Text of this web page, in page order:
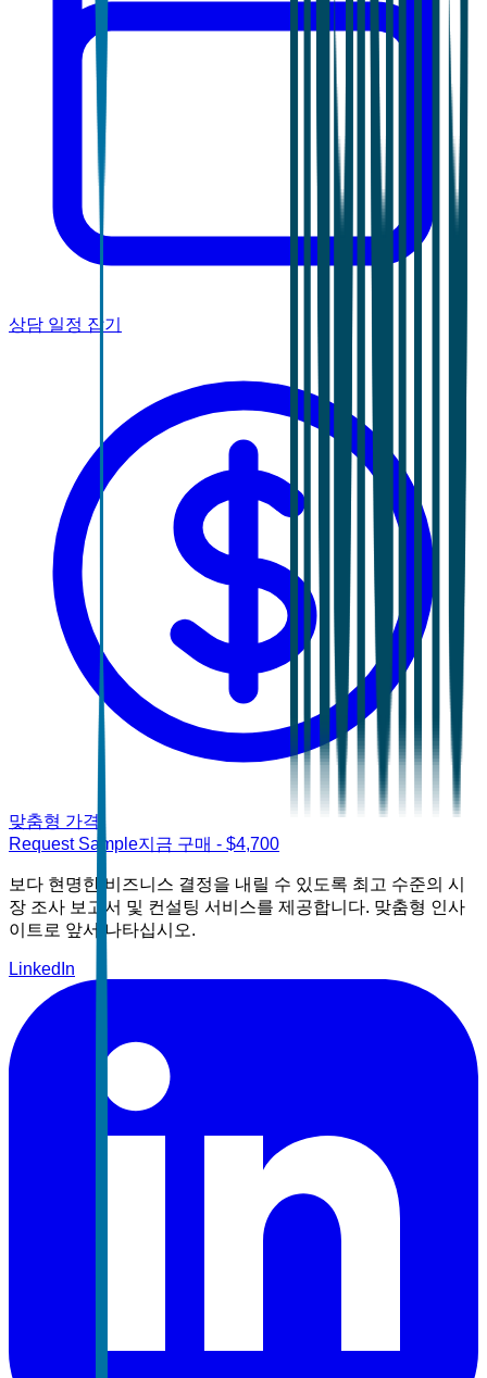
상담 일정 잡기
맞춤형 가격
Request Sample지금 구매 - $4,700
보다 현명한 비즈니스 결정을 내릴 수 있도록 최고 수준의 시
장 조사 보고서 및 컨설팅 서비스를 제공합니다. 맞춤형 인사
이트로 앞서 나타십시오.
LinkedIn